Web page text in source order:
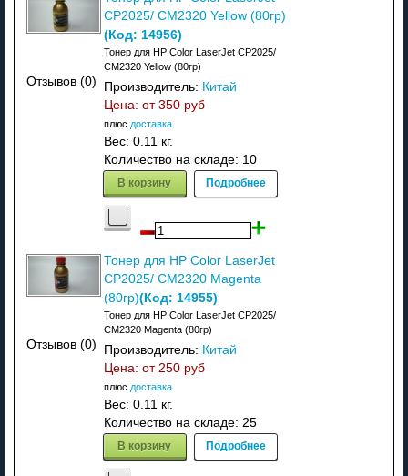
Отзывов (0)
CP2025/ CM2320 Yellow (80гр)
(Код: 14956)
Тонер для HP Color LaserJet CP2025/
CM2320 Yellow (80гр)
Производитель: Китай
Цена: от 350 руб
плюс доставка
Вес: 0.11 кг.
Количество на складе: 10
В корзину Подробнее
Отзывов (0)
Тонер для HP Color LaserJet
CP2025/ CM2320 Magenta
(80гр)(Код: 14955)
Тонер для HP Color LaserJet CP2025/
CM2320 Magenta (80гр)
Производитель: Китай
Цена: от 250 руб
плюс доставка
Вес: 0.11 кг.
Количество на складе: 25
В корзину Подробнее